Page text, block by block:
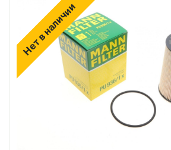
Нет в наличии